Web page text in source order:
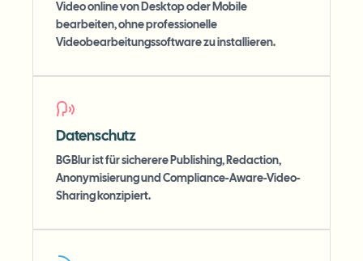
Video online von Desktop oder Mobile
bearbeiten, ohne professionelle
Videobearbeitungssoftware zu installieren.
Datenschutz
BGBlur ist für sicherere Publishing, Redaction,
Anonymisierung und Compliance-Aware-Video-
Sharing konzipiert.